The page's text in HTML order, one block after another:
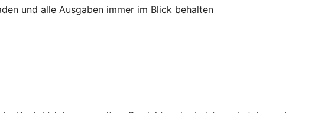
und alle Ausgaben immer im Blick behalten